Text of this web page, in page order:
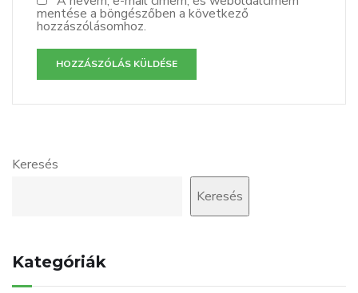
mentése a böngészőben a következő
hozzászólásomhoz.
Keresés
Keresés
Kategóriák